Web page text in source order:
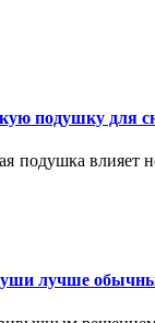
подушку для
подушка влияет
лучше